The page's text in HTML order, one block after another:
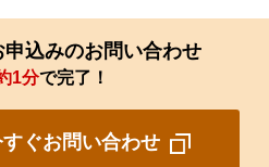
拡
込みのお問い合わせ
1分で完了！
ぐお問い合わせ